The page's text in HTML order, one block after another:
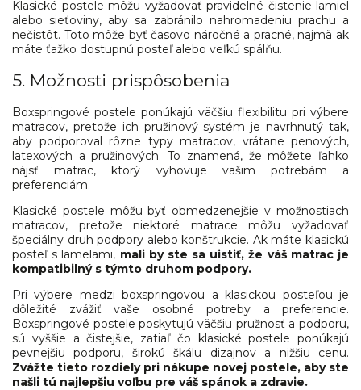
Klasické postele môžu vyžadovať pravidelné čistenie lamiel
alebo sieťoviny, aby sa zabránilo nahromadeniu prachu a
nečistôt. Toto môže byť časovo náročné a pracné, najmä ak
máte ťažko dostupnú posteľ alebo veľkú spálňu.
5. Možnosti prispôsobenia
Boxspringové postele ponúkajú väčšiu flexibilitu pri výbere
matracov, pretože ich pružinový systém je navrhnutý tak,
aby podporoval rôzne typy matracov, vrátane penových,
latexových a pružinových. To znamená, že môžete ľahko
nájsť matrac, ktorý vyhovuje vašim potrebám a
preferenciám.
Klasické postele môžu byť obmedzenejšie v možnostiach
matracov, pretože niektoré matrace môžu vyžadovať
špeciálny druh podpory alebo konštrukcie. Ak máte klasickú
posteľ s lamelami, mali by ste sa uistiť, že váš matrac je
kompatibilný s týmto druhom podpory.
Pri výbere medzi boxspringovou a klasickou posteľou je
dôležité zvážiť vaše osobné potreby a preferencie.
Boxspringové postele poskytujú väčšiu pružnosť a podporu,
sú vyššie a čistejšie, zatiaľ čo klasické postele ponúkajú
pevnejšiu podporu, širokú škálu dizajnov a nižšiu cenu.
Zvážte tieto rozdiely pri nákupe novej postele, aby ste
našli tú najlepšiu voľbu pre váš spánok a zdravie.